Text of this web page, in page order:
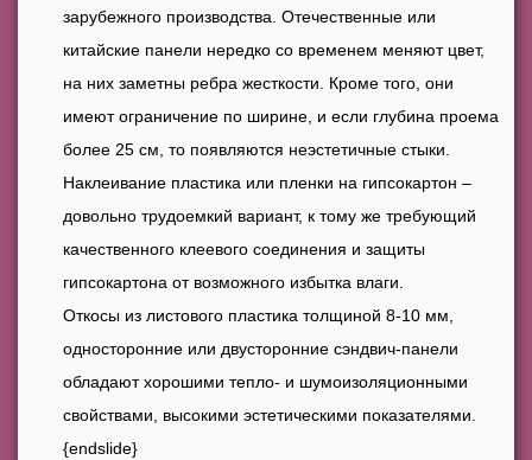
зарубежного производства. Отечественные или
китайские панели нередко со временем меняют цвет,
на них заметны ребра жесткости. Кроме того, они
имеют ограничение по ширине, и если глубина проема
более 25 см, то появляются неэстетичные стыки.
Наклеивание пластика или пленки на гипсокартон –
довольно трудоемкий вариант, к тому же требующий
качественного клеевого соединения и защиты
гипсокартона от возможного избытка влаги.
Откосы из листового пластика толщиной 8-10 мм,
односторонние или двусторонние сэндвич-панели
обладают хорошими тепло- и шумоизоляционными
свойствами, высокими эстетическими показателями.
{endslide}